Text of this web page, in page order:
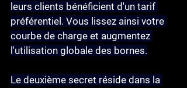
leurs clients bénéficient d'un tarif
préférentiel. Vous lissez ainsi votre
courbe de charge et augmentez
l'utilisation globale des bornes.
Le deuxième secret réside dans la